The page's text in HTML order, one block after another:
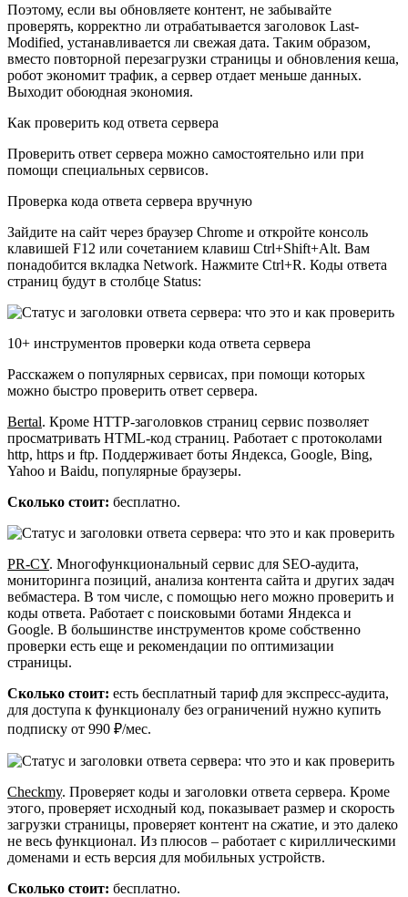
Поэтому, если вы обновляете контент, не забывайте
проверять, корректно ли отрабатывается заголовок Last-
Modified, устанавливается ли свежая дата. Таким образом,
вместо повторной перезагрузки страницы и обновления кеша,
робот экономит трафик, а сервер отдает меньше данных.
Выходит обоюдная экономия.
Как проверить код ответа сервера
Проверить ответ сервера можно самостоятельно или при
помощи специальных сервисов.
Проверка кода ответа сервера вручную
Зайдите на сайт через браузер Chrome и откройте консоль
клавишей F12 или сочетанием клавиш Ctrl+Shift+Alt. Вам
понадобится вкладка Network. Нажмите Ctrl+R. Коды ответа
страниц будут в столбце Status:
10+ инструментов проверки кода ответа сервера
Расскажем о популярных сервисах, при помощи которых
можно быстро проверить ответ сервера.
Bertal. Кроме HTTP-заголовков страниц сервис позволяет
просматривать HTML-код страниц. Работает с протоколами
http, https и ftp. Поддерживает боты Яндекса, Google, Bing,
Yahoo и Baidu, популярные браузеры.
Сколько стоит: бесплатно.
PR-CY. Многофункциональный сервис для SEO-аудита,
мониторинга позиций, анализа контента сайта и других задач
вебмастера. В том числе, с помощью него можно проверить и
коды ответа. Работает с поисковыми ботами Яндекса и
Google. В большинстве инструментов кроме собственно
проверки есть еще и рекомендации по оптимизации
страницы.
Сколько стоит: есть бесплатный тариф для экспресс-аудита,
для доступа к функционалу без ограничений нужно купить
подписку от 990 ₽/мес.
Checkmy. Проверяет коды и заголовки ответа сервера. Кроме
этого, проверяет исходный код, показывает размер и скорость
загрузки страницы, проверяет контент на сжатие, и это далеко
не весь функционал. Из плюсов – работает с кириллическими
доменами и есть версия для мобильных устройств.
Сколько стоит: бесплатно.